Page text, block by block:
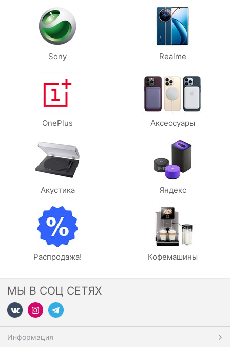
Sony Realme
OnePlus Аксессуары
Акустика Яндекс
Распродажа! Кофемашины
МЫ В СОЦ СЕТЯХ
Информация